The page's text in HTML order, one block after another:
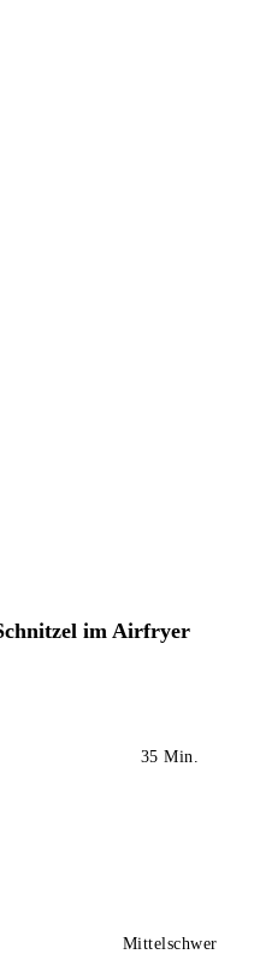
im Airfryer
35 Min.
Mittelschwer